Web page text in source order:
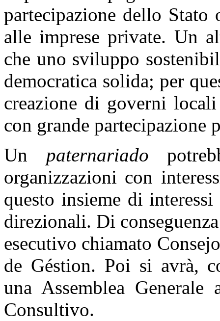
partecipazione dello
alle imprese private. Un
che uno sviluppo
democratica solida; per
creazione di governi
con grande partecipazione
Un paternariado
organizzazioni con
questo insieme di
direzionali. Di
esecutivo chiamato
de Géstion. Poi si avrà,
una Assemblea
Consultivo.